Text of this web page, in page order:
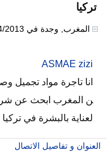
تركيا
المغرب وجدة في 2013
ASMAE zizi
انا تاجرة مواد تجميل
ن المغرب ابحث عن
لعناية بالبشرة في
العنوان و تفاصيل الاتصال